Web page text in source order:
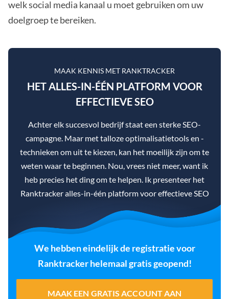
welk social media kanaal u moet gebruiken om uw
doelgroep te bereiken.
MAAK KENNIS MET RANKTRACKER
HET ALLES-IN-ÉÉN PLATFORM VOOR
EFFECTIEVE SEO
Achter elk succesvol bedrijf staat een sterke SEO-
campagne. Maar met talloze optimalisatietools en -
technieken om uit te kiezen, kan het moeilijk zijn om te
weten waar te beginnen. Nou, vrees niet meer, want ik
heb precies het ding om te helpen. Ik presenteer het
Ranktracker alles-in-één platform voor effectieve SEO
We hebben eindelijk de registratie voor
Ranktracker helemaal gratis geopend!
MAAK EEN GRATIS ACCOUNT AAN